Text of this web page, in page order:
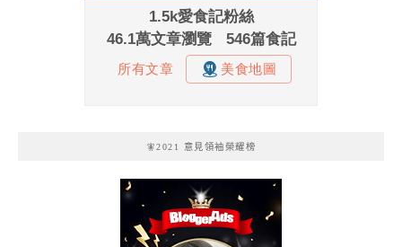
🧚2021 意見領袖榮耀榜